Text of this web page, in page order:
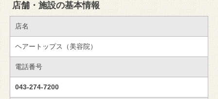
店舗・施設の基本情報
店名
ヘアートップス（美容院）
電話番号
043-274-7200